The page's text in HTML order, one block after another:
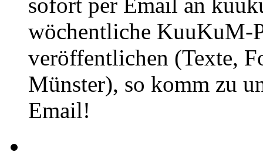
wöchentliche KuuKuM-
veröffentlichen (Texte,
Münster), so komm zu
Email!